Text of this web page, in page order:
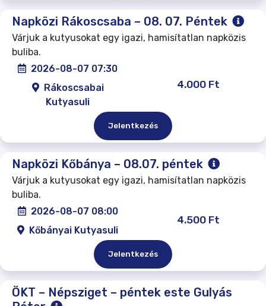
Napközi Rákoscsaba – 08. 07. Péntek
Várjuk a kutyusokat egy igazi, hamisítatlan napközis
buliba.
2026-08-07 07:30
Rákoscsabai
Kutyasuli
4.000 Ft
Jelentkezés
Napközi Kőbánya – 08.07. péntek
Várjuk a kutyusokat egy igazi, hamisítatlan napközis
buliba.
2026-08-07 08:00
Kőbányai Kutyasuli
4.500 Ft
Jelentkezés
ÖKT – Népsziget – péntek este Gulyás